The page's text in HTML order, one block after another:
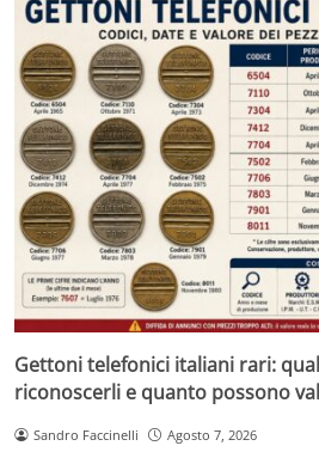
Gettoni telefonici italiani rari:
riconoscerli e quanto possono
Sandro Faccinelli Agosto 7, 2026